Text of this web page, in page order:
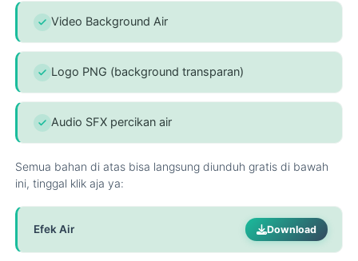
Video Background Air
Logo PNG (background transparan)
Audio SFX percikan air
Semua bahan di atas bisa langsung diunduh gratis di bawah
ini, tinggal klik aja ya:
Efek Air Download